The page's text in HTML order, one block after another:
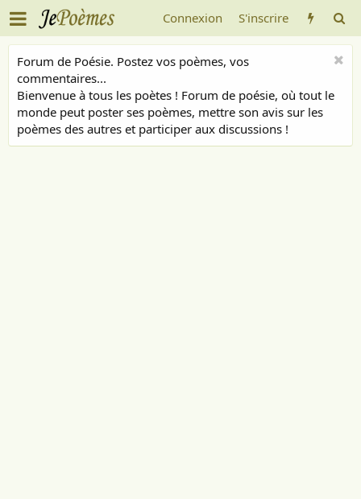
Connexion S'inscrire
Forum de Poésie. Postez vos poèmes, vos
commentaires...
Bienvenue à tous les poètes ! Forum de poésie, où tout le
monde peut poster ses poèmes, mettre son avis sur les
poèmes des autres et participer aux discussions !